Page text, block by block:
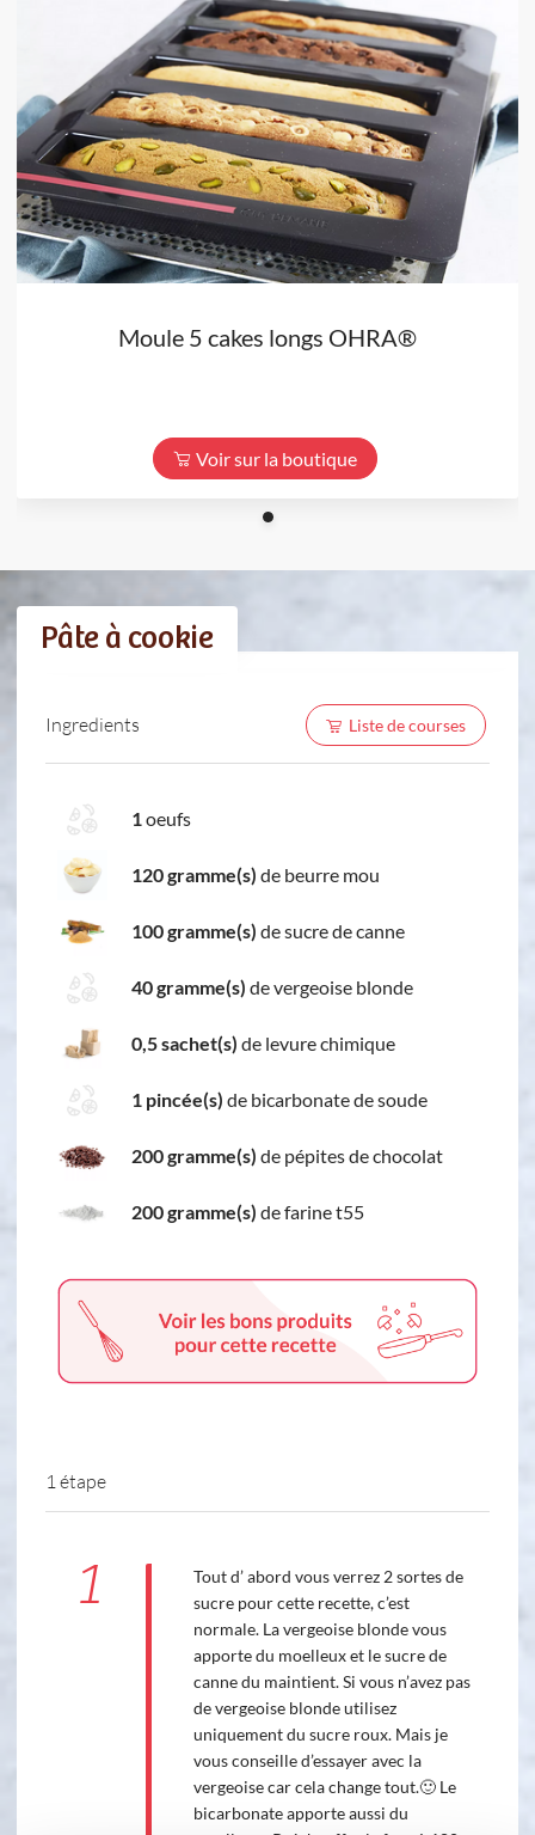
Moule 5 cakes longs OHRA®
Voir sur la boutique
Pâte à cookie
Ingredients Liste de courses
1oeufs
120 gramme(s) de beurre mou
100 gramme(s) de sucre de canne
40 gramme(s) de vergeoise blonde
0,5 sachet(s) de levure chimique
1 pincée(s) de bicarbonate de soude
200 gramme(s) de pépites de chocolat
200 gramme(s) de farine t55
1 étape
1
Tout d’ abord vous verrez 2 sortes de
sucre pour cette recette, c’est
normale. La vergeoise blonde vous
apporte du moelleux et le sucre de
canne du maintient. Si vous n’avez pas
de vergeoise blonde utilisez
uniquement du sucre roux. Mais je
vous conseille d’essayer avec la
vergeoise car cela change tout.🙂 Le
bicarbonate apporte aussi du